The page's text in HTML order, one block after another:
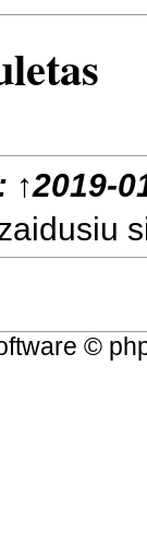
↑2019-
©